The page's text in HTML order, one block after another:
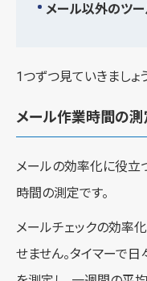
メール以外のツ
1つずつ見ていきましょう
メール作業時間の測
メールの効率化に役立
時間の測定です。
メールチェックの効率
せません。タイマーで